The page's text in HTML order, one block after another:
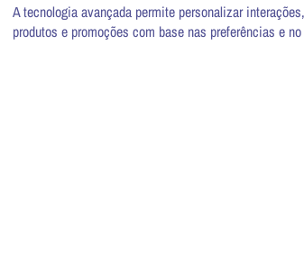
A tecnologia avançada permite personalizar
produtos e promoções com base nas preferências e